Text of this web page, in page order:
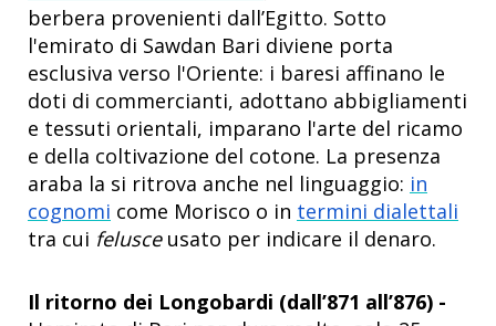
berbera provenienti dall’Egitto. Sotto
l'emirato di Sawdan Bari diviene porta
esclusiva verso l'Oriente: i baresi affinano le
doti di commercianti, adottano abbigliamenti
e tessuti orientali, imparano l'arte del ricamo
e della coltivazione del cotone. La presenza
araba la si ritrova anche nel linguaggio: in
cognomi come Morisco o in termini dialettali
tra cui felusceusato per indicare il denaro.
Il ritorno dei Longobardi (dall’871 all’876) -